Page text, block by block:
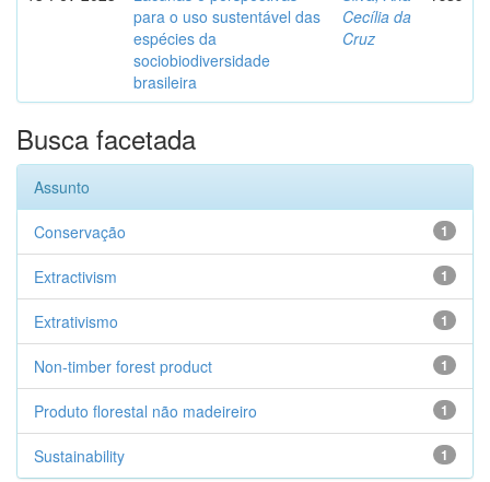
para o uso sustentável das
espécies da
sociobiodiversidade
brasileira
Cecília da
Cruz
Busca facetada
Assunto
1
Conservação
1
Extractivism
1
Extrativismo
1
Non-timber forest product
1
Produto florestal não madeireiro
1
Sustainability